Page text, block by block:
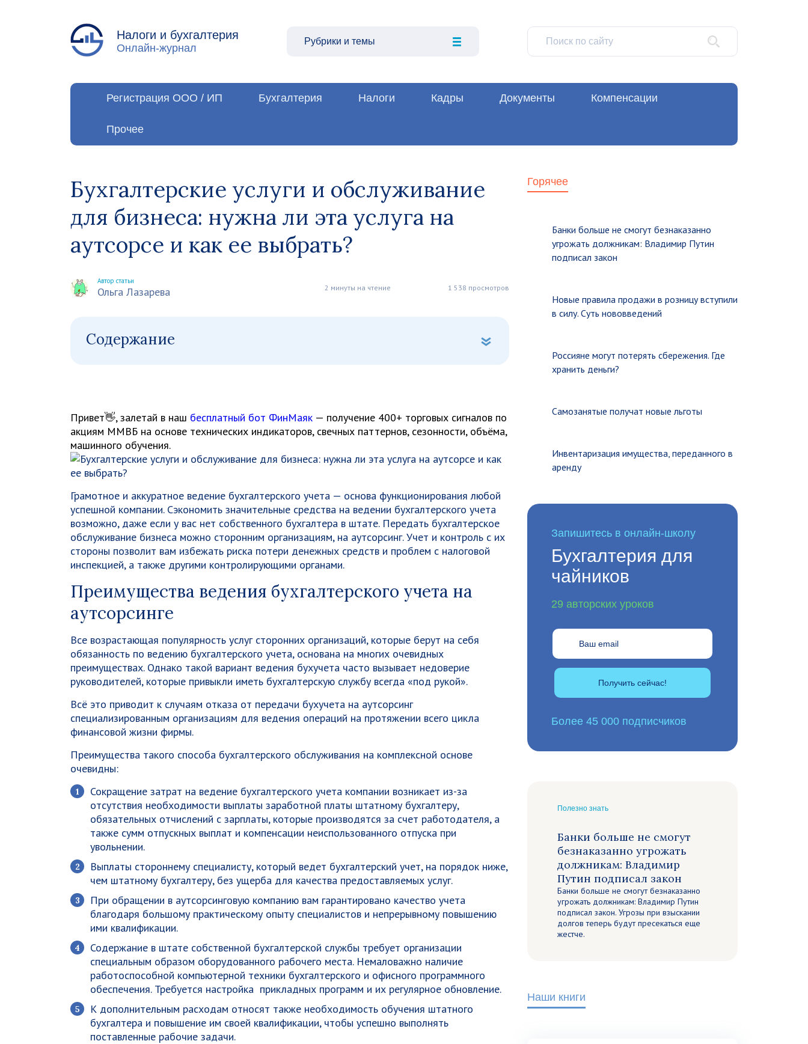
Налоги и бухгалтерия
Онлайн-журнал
Рубрики и темы
Регистрация ООО / ИП Бухгалтерия Налоги Кадры Документы Компенсации
Прочее
Бухгалтерские услуги и обслуживание
для бизнеса: нужна ли эта услуга на
аутсорсе и как ее выбрать?
Автор статьи
Ольга Лазарева 2 минуты на чтение 1 538 просмотров
Содержание
Привет👋, залетай в наш бесплатный бот ФинМаяк — получение 400+ торговых сигналов по
акциям ММВБ на основе технических индикаторов, свечных паттернов, сезонности, объёма,
машинного обучения.
Грамотное и аккуратное ведение бухгалтерского учета — основа функционирования любой
успешной компании. Сэкономить значительные средства на ведении бухгалтерского учета
возможно, даже если у вас нет собственного бухгалтера в штате. Передать бухгалтерское
обслуживание бизнеса можно сторонним организациям, на аутсорсинг. Учет и контроль с их
стороны позволит вам избежать риска потери денежных средств и проблем с налоговой
инспекцией, а также другими контролирующими органами.
Преимущества ведения бухгалтерского учета на
аутсорсинге
Все возрастающая популярность услуг сторонних организаций, которые берут на себя
обязанность по ведению бухгалтерского учета, основана на многих очевидных
преимуществах. Однако такой вариант ведения бухучета часто вызывает недоверие
руководителей, которые привыкли иметь бухгалтерскую службу всегда «под рукой».
Всё это приводит к случаям отказа от передачи бухучета на аутсорсинг
специализированным организациям для ведения операций на протяжении всего цикла
финансовой жизни фирмы.
Преимущества такого способа бухгалтерского обслуживания на комплексной основе
очевидны:
Сокращение затрат на ведение бухгалтерского учета компании возникает из-за
отсутствия необходимости выплаты заработной платы штатному бухгалтеру,
обязательных отчислений с зарплаты, которые производятся за счет работодателя, а
также сумм отпускных выплат и компенсации неиспользованного отпуска при
увольнении.
Выплаты стороннему специалисту, который ведет бухгалтерский учет, на порядок ниже,
чем штатному бухгалтеру, без ущерба для качества предоставляемых услуг.
При обращении в аутсорсинговую компанию вам гарантировано качество учета
благодаря большому практическому опыту специалистов и непрерывному повышению
ими квалификации.
Содержание в штате собственной бухгалтерской службы требует организации
специальным образом оборудованного рабочего места. Немаловажно наличие
работоспособной компьютерной техники бухгалтерского и офисного программного
обеспечения. Требуется настройка прикладных программ и их регулярное обновление.
К дополнительным расходам относят также необходимость обучения штатного
бухгалтера и повышение им своей квалификации, чтобы успешно выполнять
поставленные рабочие задачи.
Горячее
Банки больше не смогут безнаказанно
угрожать должникам: Владимир Путин
подписал закон
Новые правила продажи в розницу вступили
в силу. Суть нововведений
Россияне могут потерять сбережения. Где
хранить деньги?
Самозанятые получат новые льготы
Инвентаризация имущества, переданного в
аренду
Запишитесь в онлайн-школу
Бухгалтерия для
чайников
29 авторских уроков
Получить сейчас!
Более 45 000 подписчиков
Полезно знать
Банки больше не смогут
безнаказанно угрожать
должникам: Владимир
Путин подписал закон
Банки больше не смогут безнаказанно
угрожать должникам: Владимир Путин
подписал закон. Угрозы при взыскании
долгов теперь будут пресекаться еще
жестче.
Наши книги